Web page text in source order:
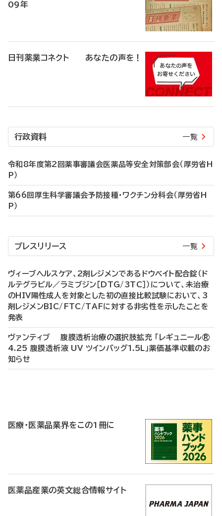
09年
日刊薬業コネクト あなたの声を！
行政資料 一覧
令和8年度第2回薬事審議会医薬品等安全対策部会（厚労省H
P）
第66回厚生科学審議会予防接種・ワクチン分科会（厚労省H
P）
プレスリリース 一覧
ヴィーブヘルスケア、2剤レジメンであるドウベイト配合錠（ド
ルテグラビル／ラミブジン［DTG/3TC］）について、未治療
のHIV陽性成人を対象とした初の直接比較試験において、3
剤レジメンBIC/FTC/TAFに対する非劣性を示したことを
発表
ヴァンティブ 腹膜透析治療の選択肢拡充 「レギュニール®
4.25 腹膜透析液 UV ツインバッグ1.5L」薬価基準収載のお
知らせ
医療・医薬品業界をこの1冊に
医薬品産業の英文総合情報サイト